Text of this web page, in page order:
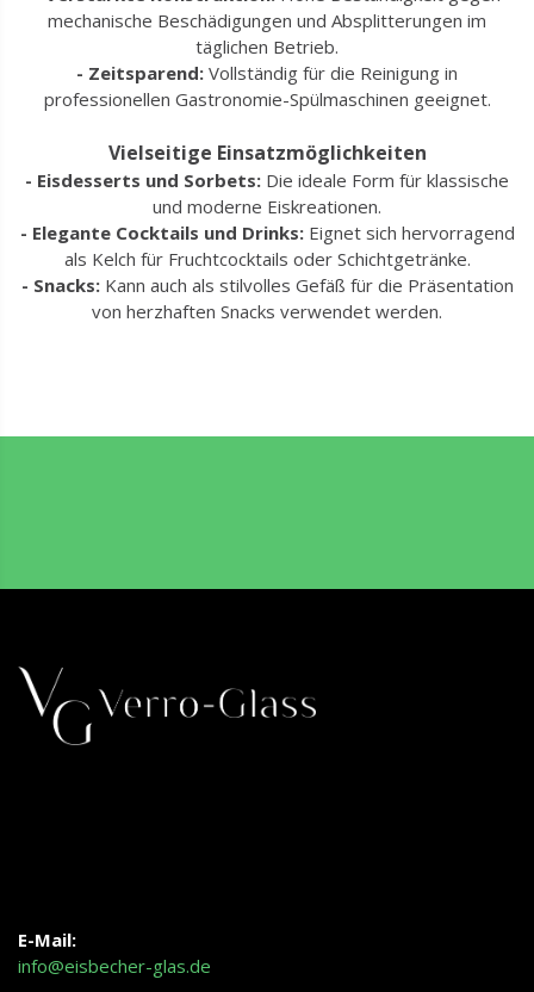
mechanische Beschädigungen und Absplitterungen im
täglichen Betrieb.
- Zeitsparend: Vollständig für die Reinigung in
professionellen Gastronomie-Spülmaschinen geeignet.
Vielseitige Einsatzmöglichkeiten
- Eisdesserts und Sorbets: Die ideale Form für klassische
und moderne Eiskreationen.
- Elegante Cocktails und Drinks:Eignet sich hervorragend
als Kelch für Fruchtcocktails oder Schichtgetränke.
- Snacks:Kann auch als stilvolles Gefäß für die Präsentation
von herzhaften Snacks verwendet werden.
E-Mail:
info@eisbecher-glas.de